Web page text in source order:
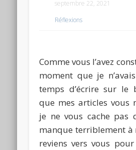
septembre 22, 2021
Réflexions
Comme vous l’avez
moment que je
temps d’écrire sur le
que mes articles vous
je ne vous cache pas
manque terriblement à
reviens vers vous